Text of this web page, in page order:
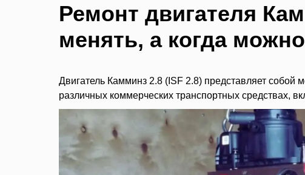
Ремонт двигателя
менять, а когда
Двигатель Камминз 2.8 (ISF 2.8) представляет собой
различных коммерческих транспортных средствах,